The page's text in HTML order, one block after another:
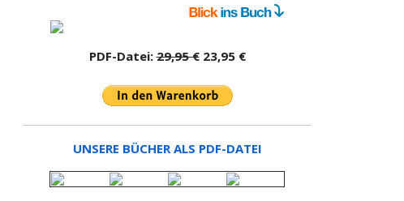
PDF-Datei:29,95 €23,95 €
UNSERE BÜCHER ALS PDF-DATEI